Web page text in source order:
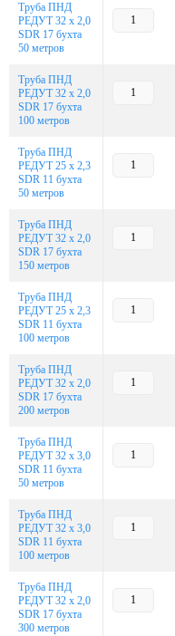
Труба ПНД
РЕДУТ 32 х 2,0
SDR 17 бухта
50 метров
Труба ПНД
РЕДУТ 32 х 2,0
SDR 17 бухта
100 метров
Труба ПНД
РЕДУТ 25 х 2,3
SDR 11 бухта
50 метров
Труба ПНД
РЕДУТ 32 х 2,0
SDR 17 бухта
150 метров
Труба ПНД
РЕДУТ 25 х 2,3
SDR 11 бухта
100 метров
Труба ПНД
РЕДУТ 32 х 2,0
SDR 17 бухта
200 метров
Труба ПНД
РЕДУТ 32 х 3,0
SDR 11 бухта
50 метров
Труба ПНД
РЕДУТ 32 х 3,0
SDR 11 бухта
100 метров
Труба ПНД
РЕДУТ 32 х 2,0
SDR 17 бухта
300 метров